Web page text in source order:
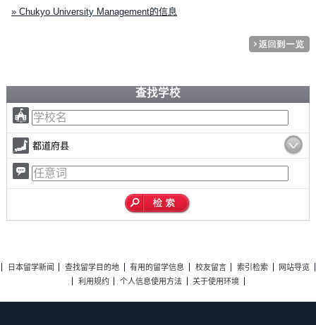
» Chukyo University Management的信息
查找学校
都道府县
日本留学新闻 查找留学目的地 有用的留学信息 校友留言 索引检索
网站导览
利用规约
个人信息使用方法 关于使用环境